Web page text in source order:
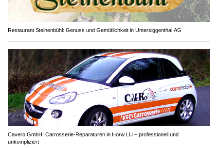
Restaurant Steinenbühl: Genuss und Gemütlichkeit in Untersiggenthal AG
Cavero GmbH: Carrosserie-Reparaturen in Horw LU – professionell und
unkompliziert